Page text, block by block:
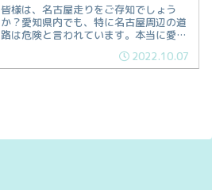
皆様は、名古屋走りをご存知でしょう
か？愛知県内でも、特に名古屋周辺の道
路は危険と言われています。本当に愛知
内を運転する筆者が東京、横浜や京都、
大阪といった他都市の道路状況と比較し
2022.10.07